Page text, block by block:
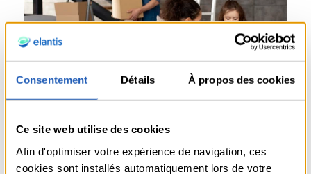
Consentement Détails À propos des cookies
Ce site web utilise des cookies
Afin d'optimiser votre expérience de navigation, ces
cookies sont installés automatiquement lors de votre
clés
et
financement
09.12.2024
FAMILLE HABITAT